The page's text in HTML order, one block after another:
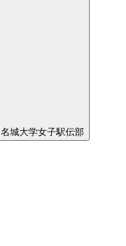
名城大学女子駅伝部